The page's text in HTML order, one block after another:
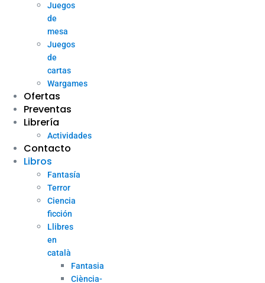
Juegos
de
mesa
Juegos
de
cartas
Wargames
Ofertas
Preventas
Librería
Actividades
Contacto
Libros
Fantasía
Terror
Ciencia
ficción
Llibres
en
català
Fantasia
Ciència-